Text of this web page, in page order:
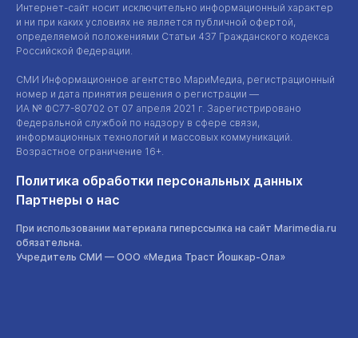
Интернет-сайт носит исключительно информационный характер
и ни при каких условиях не является публичной офертой,
определяемой положениями Статьи 437 Гражданского кодекса
Российской Федерации.
СМИ Информационное агентство МариМедиа, регистрационный
номер и дата принятия решения о регистрации —
ИА № ФС77-80702 от 07 апреля 2021 г. Зарегистрировано
Федеральной службой по надзору в сфере связи,
информационных технологий и массовых коммуникаций.
Возрастное ограничение 16+.
Политика обработки персональных данных
Партнеры о нас
При использовании материала гиперссылка на сайт Marimedia.ru
обязательна.
Учредитель СМИ — ООО «Медиа Траст Йошкар-Ола»